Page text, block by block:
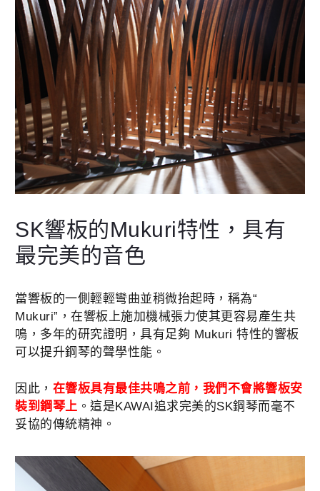
SK響板的Mukuri特性，具有
最完美的音色
當響板的一側輕輕彎曲並稍微抬起時，稱為“
Mukuri”，在響板上施加機械張力​​使其更容易產生共
鳴，多年的研究證明，具有足夠 Mukuri 特性的響板
可以提升鋼琴的聲學性能。
因此， 在響板具有最佳共鳴之前，我們不會將響板安
裝到鋼琴上 。這是KAWAI追求完美的SK鋼琴而毫不
妥協的傳統精神。